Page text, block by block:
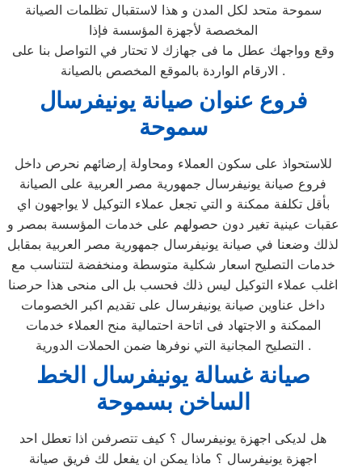
سموحة متحد لكل المدن و هذا لاستقبال تظلمات الصيانة
المخصصة لأجهزة المؤسسة فإذا
وقع وواجهك عطل ما فى جهازك لا تحتار في التواصل بنا على
الارقام الواردة بالموقع المخصص بالصيانة .
فروع عنوان صيانة يونيفرسال
سموحة
للاستحواذ على سكون العملاء ومحاولة إرضائهم نحرص داخل
فروع صيانة يونيفرسال جمهورية مصر العربية على الصيانة
بأقل تكلفة ممكنة و التي تجعل عملاء التوكيل لا يواجهون اي
عقبات عينية تغير دون حصولهم على خدمات المؤسسة بمصر و
لذلك وضعنا في صيانة يونيفرسال جمهورية مصر العربية بمقابل
خدمات التصليح اسعار شكلية متوسطة ومنخفضة لتتناسب مع
اغلب عملاء التوكيل ليس ذلك فحسب بل الى منحى هذا حرصنا
داخل عناوين صيانة يونيفرسال على تقديم اكبر الخصومات
الممكنة و الاجتهاد فى اتاحة احتمالية منح العملاء خدمات
التصليح المجانية التي نوفرها ضمن الحملات الدورية .
صيانة غسالة يونيفرسال الخط
الساخن بسموحة
هل لديكى اجهزة يونيفرسال ؟ كيف تتصرفىن اذا تعطل احد
اجهزة يونيفرسال ؟ ماذا يمكن ان يفعل لك فريق صيانة